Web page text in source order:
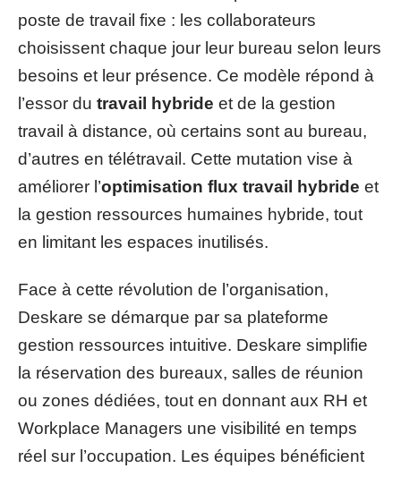
poste de travail fixe : les collaborateurs
choisissent chaque jour leur bureau selon leurs
besoins et leur présence. Ce modèle répond à
l’essor du travail hybride et de la gestion
travail à distance, où certains sont au bureau,
d’autres en télétravail. Cette mutation vise à
améliorer l’optimisation flux travail hybride et
la gestion ressources humaines hybride, tout
en limitant les espaces inutilisés.
Face à cette révolution de l’organisation,
Deskare se démarque par sa plateforme
gestion ressources intuitive. Deskare simplifie
la réservation des bureaux, salles de réunion
ou zones dédiées, tout en donnant aux RH et
Workplace Managers une visibilité en temps
réel sur l’occupation. Les équipes bénéficient